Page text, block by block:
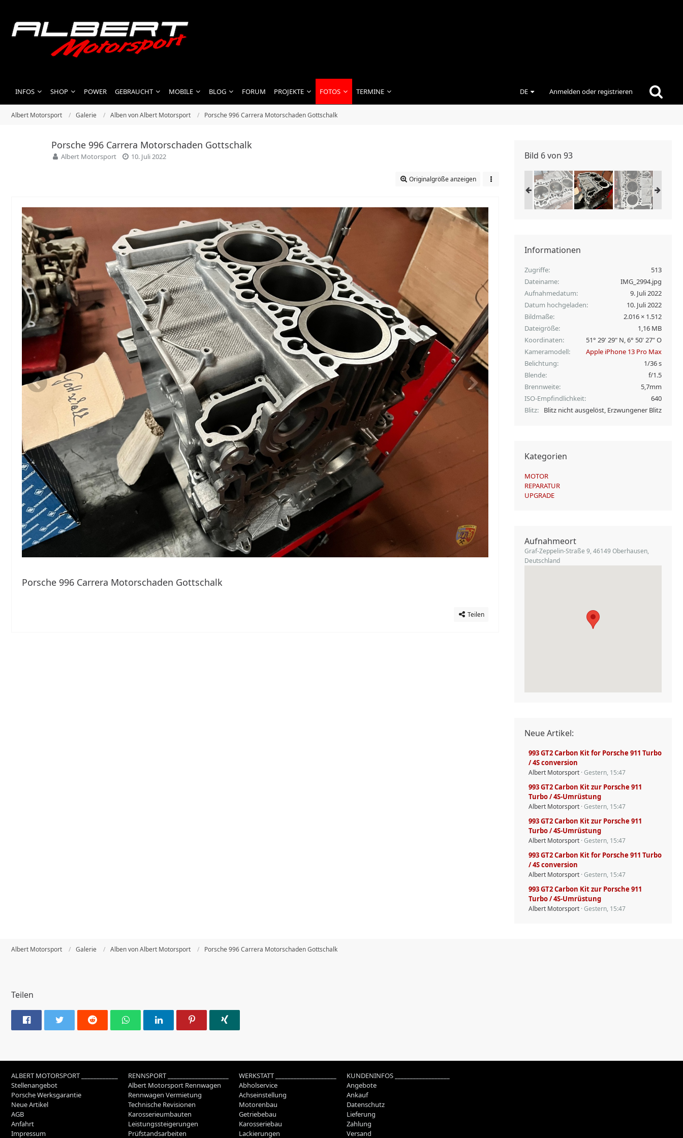
INFOS SHOP POWER GEBRAUCHT MOBILE BLOG FORUM PROJEKTE FOTOS TERMINE DE Anmelden oder registrieren
Albert Motorsport Galerie Alben von Albert Motorsport Porsche 996 Carrera Motorschaden Gottschalk
Albert Motorsport Galerie Alben von Albert Motorsport Porsche 996 Carrera Motorschaden Gottschalk
Porsche 996 Carrera Motorschaden Gottschalk
Albert Motorsport 10. Juli 2022
Originalgröße anzeigen
Porsche 996 Carrera Motorschaden Gottschalk
Teilen
Bild 6 von 93
Informationen
Zugriffe
513
Dateiname
IMG_2994.jpg
Aufnahmedatum
9. Juli 2022
Datum hochgeladen
10. Juli 2022
Bildmaße
2.016 × 1.512
Dateigröße
1,16 MB
Koordinaten
51° 29' 29" N, 6° 50' 27" O
Kameramodell
Apple iPhone 13 Pro Max
Belichtung
1/36 s
Blende
f/1.5
Brennweite
5,7mm
ISO-Empfindlichkeit
640
Blitz
Blitz nicht ausgelöst, Erzwungener Blitz
Kategorien
MOTOR
REPARATUR
UPGRADE
Aufnahmeort
Graf-Zeppelin-Straße 9, 46149 Oberhausen,
Deutschland
Neue Artikel:
993 GT2 Carbon Kit for Porsche 911 Turbo
/ 4S conversion
Albert Motorsport Gestern, 15:47
993 GT2 Carbon Kit zur Porsche 911
Turbo / 4S-Umrüstung
Albert Motorsport Gestern, 15:47
993 GT2 Carbon Kit zur Porsche 911
Turbo / 4S-Umrüstung
Albert Motorsport Gestern, 15:47
993 GT2 Carbon Kit for Porsche 911 Turbo
/ 4S conversion
Albert Motorsport Gestern, 15:47
993 GT2 Carbon Kit zur Porsche 911
Turbo / 4S-Umrüstung
Albert Motorsport Gestern, 15:47
Teilen
ALBERT MOTORSPORT ____________
Stellenangebot
Porsche Werksgarantie
Neue Artikel
AGB
Anfahrt
Impressum
RENNSPORT ____________________
Albert Motorsport Rennwagen
Rennwagen Vermietung
Technische Revisionen
Karosserieumbauten
Leistungssteigerungen
Prüfstandsarbeiten
WERKSTATT ____________________
Abholservice
Achseinstellung
Motorenbau
Getriebebau
Karosseriebau
Lackierungen
KUNDENINFOS __________________
Angebote
Ankauf
Datenschutz
Lieferung
Zahlung
Versand